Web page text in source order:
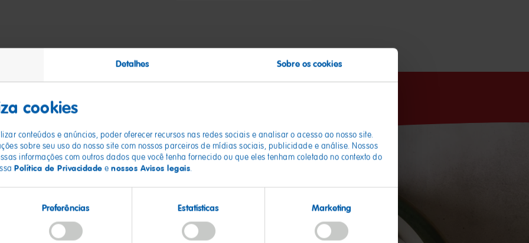
Detalhes Sobre os cookies
cookies
conteúdos e anúncios, poder oferecer recursos nas redes sociais e analisar o acesso ao nosso site.
sobre seu uso do nosso site com nossos parceiros de mídias sociais, publicidade e análise. Nossos
informações com outros dados que você tenha fornecido ou que eles tenham coletado no contexto do
Política de Privacidade e nossos Avisos legais.
Preferências Estatísticas Marketing